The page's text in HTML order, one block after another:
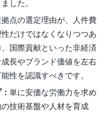
した。
点の選定理由が、人件費
だけではなくなりつつあ
国際貢献といった非経済
長やブランド価値を左右
性を認識すべきです。
単に安価な労働力を求め
技術基盤や人材を育成